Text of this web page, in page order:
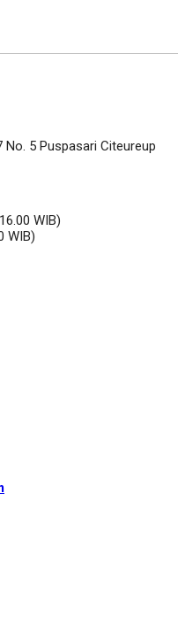
No. 5 Puspasari Citeureup
WIB)
WIB)